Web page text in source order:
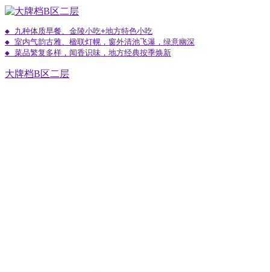
◆ 九种体质早餐、金陵小吃+地方特色小吃
◆ 室内气韵古雅、楹联灯幌，窗外清池飞瀑，绿意幽深
◆ 菜品繁复多样，闻香识味，地方经典按季焕新
大牌档B区二层